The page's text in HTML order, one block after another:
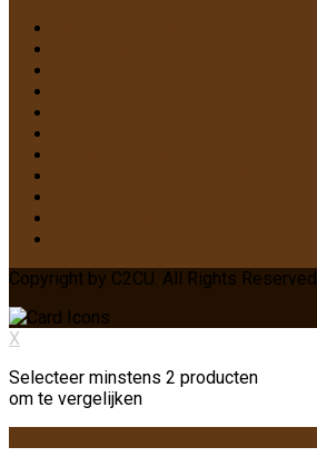
Copyright by C2CU. All Rights Reserved.
X
Selecteer minstens 2 producten
om te vergelijken